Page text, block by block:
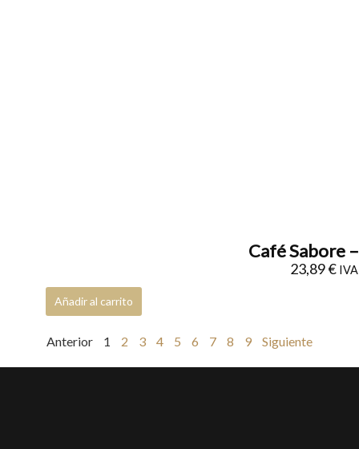
Café Sabore
23,89€
Añadir al carrito
Anterior 1 2 3 4 5 6 7 8 9 Siguiente